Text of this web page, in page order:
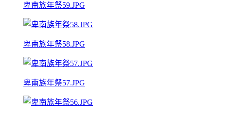
卑南族年祭59.JPG
卑南族年祭58.JPG
卑南族年祭57.JPG